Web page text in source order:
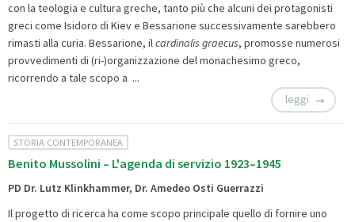
con la teologia e cultura greche, tanto più che alcuni dei protagonisti
greci come Isidoro di Kiev e Bessarione successivamente sarebbero
rimasti alla curia. Bessarione, ilcardinalis graecus, promosse numerosi
provvedimenti di (ri-)organizzazione del monachesimo greco,
ricorrendo a tale scopo a ...
leggi
STORIA CONTEMPORANEA
Benito Mussolini – L'agenda di servizio 1923–1945
PD Dr. Lutz Klinkhammer, Dr. Amedeo Osti Guerrazzi
Il progetto di ricerca ha come scopo principale quello di fornire uno